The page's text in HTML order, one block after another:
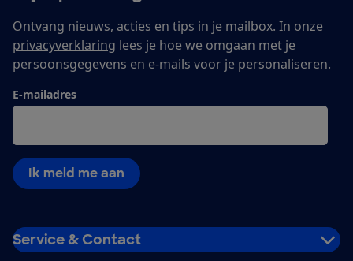
Ontvang nieuws, acties en tips in je mailbox. In onze
privacyverklaring lees je hoe we omgaan met je
persoonsgegevens en e-mails voor je personaliseren.
E-mailadres
Ik meld me aan
Service & Contact